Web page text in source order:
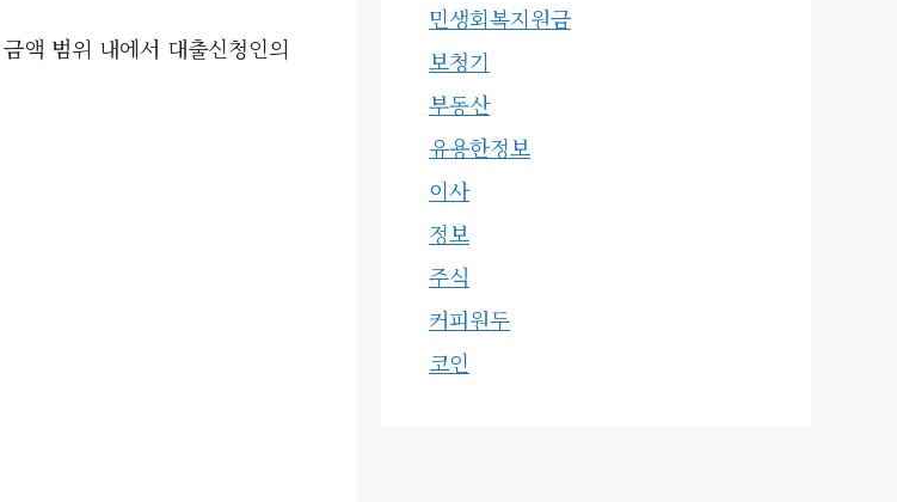
액 범위 내에서 대출신청인의
민생회복지원금
보청기
부동산
유용한정보
이사
정보
주식
커피원두
코인